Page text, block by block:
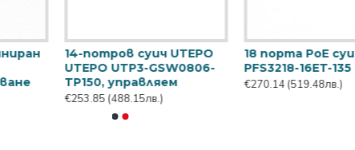
14-потров суич UTEPO
UTEPO UTP3-GSW0806-
TP150, управляем
(488.15лв.)
18 порта PoE суич Dahua
PFS3218-16ET-135
(519.48лв.)